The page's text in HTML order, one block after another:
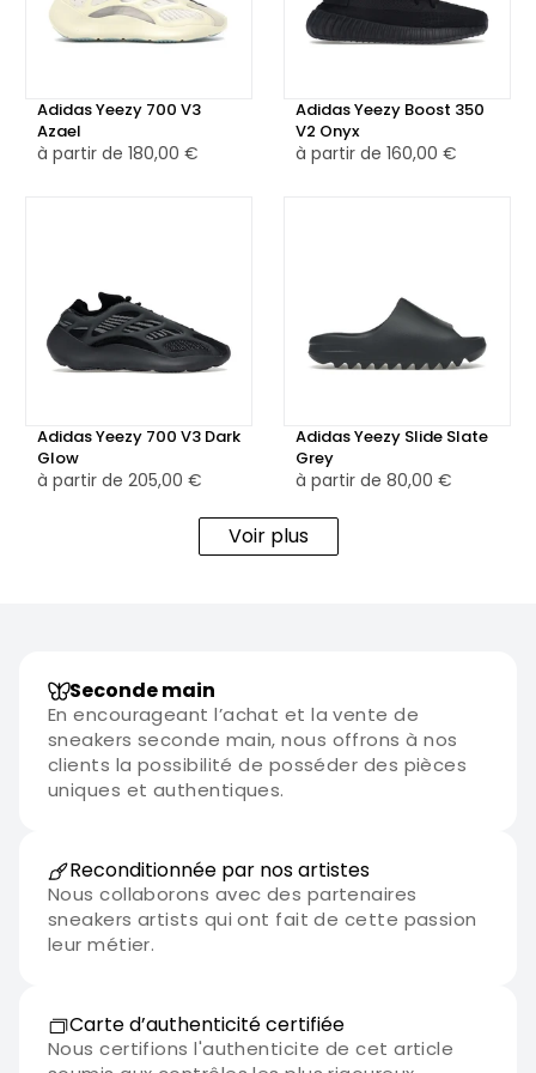
des œillets ton sur ton pour préserver la fluidité du design.
La semelle intermédiaire, fidèle à l’héritage de la Samba,
Disponible en version neuve ou reconditionnée avec un
Adidas Yeezy 700 V3
Azael
à partir de 180,00 €
Adidas Yeezy Boost 350
V2 Onyx
à partir de 160,00 €
Adidas Yeezy 700 V3 Dark
Glow
à partir de 205,00 €
Adidas Yeezy Slide Slate
Grey
à partir de 80,00 €
Voir plus
Seconde main
En encourageant l’achat et la vente de
sneakers seconde main, nous offrons à nos
clients la possibilité de posséder des pièces
uniques et authentiques.
Reconditionnée par nos artistes
Nous collaborons avec des partenaires
sneakers artists qui ont fait de cette passion
leur métier.
Carte d’authenticité certifiée
Nous certifions l'authenticite de cet article